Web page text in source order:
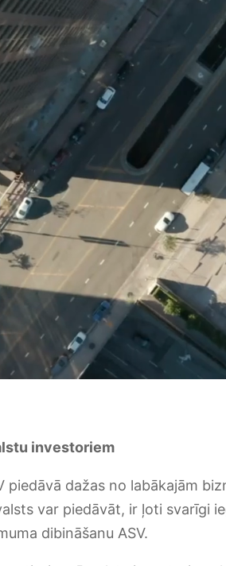
investoriem
piedāvā dažas no labākajām
var piedāvāt, ir ļoti svarīgi
dibināšanu ASV.